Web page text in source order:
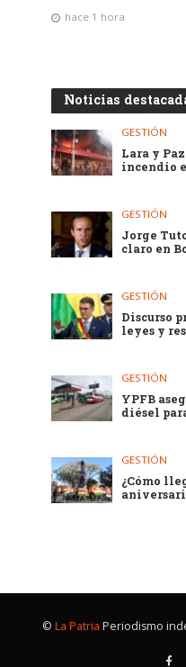
hace 1 hora
Noticias
GESTIÓN
Lara y
incendio
GESTIÓN
Jorge
claro en
GESTIÓN
Discurso
leyes y
GESTIÓN
YPFB
diésel
GESTIÓN
¿Cómo
© La Patria Periodismo